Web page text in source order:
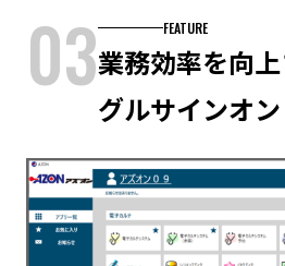
03 FEATURE
業務効率を向
グルサインオン